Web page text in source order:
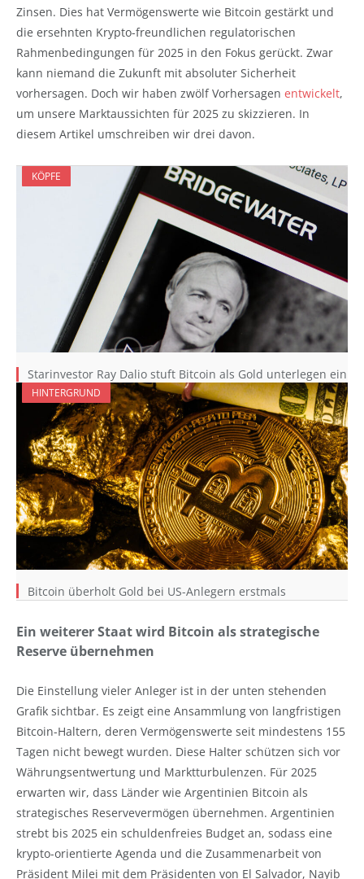
Zinsen. Dies hat Vermögenswerte wie Bitcoin gestärkt und
die ersehnten Krypto-freundlichen regulatorischen
Rahmenbedingungen für 2025 in den Fokus gerückt. Zwar
kann niemand die Zukunft mit absoluter Sicherheit
vorhersagen. Doch wir haben zwölf Vorhersagen entwickelt,
um unsere Marktaussichten für 2025 zu skizzieren. In
diesem Artikel umschreiben wir drei davon.
KÖPFE
Starinvestor Ray Dalio stuft Bitcoin als Gold unterlegen ein
HINTERGRUND
Bitcoin überholt Gold bei US-Anlegern erstmals
Ein weiterer Staat wird Bitcoin als strategische
Reserve übernehmen
Die Einstellung vieler Anleger ist in der unten stehenden
Grafik sichtbar. Es zeigt eine Ansammlung von langfristigen
Bitcoin-Haltern, deren Vermögenswerte seit mindestens 155
Tagen nicht bewegt wurden. Diese Halter schützen sich vor
Währungsentwertung und Marktturbulenzen. Für 2025
erwarten wir, dass Länder wie Argentinien Bitcoin als
strategisches Reservevermögen übernehmen. Argentinien
strebt bis 2025 ein schuldenfreies Budget an, sodass eine
krypto-orientierte Agenda und die Zusammenarbeit von
Präsident Milei mit dem Präsidenten von El Salvador, Nayib